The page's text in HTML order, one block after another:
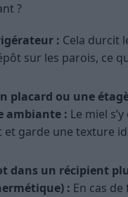
?
: Cela durcit
sur les parois, ce
placard ou une
ambiante : Le miel
garde une texture
dans un récipient
: En cas